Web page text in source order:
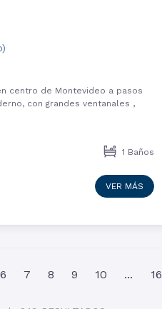
centro de Montevideo a pasos
con grandes ventanales ,
1 Baños
VER MÁS
6 7 8 9 10 ... 16